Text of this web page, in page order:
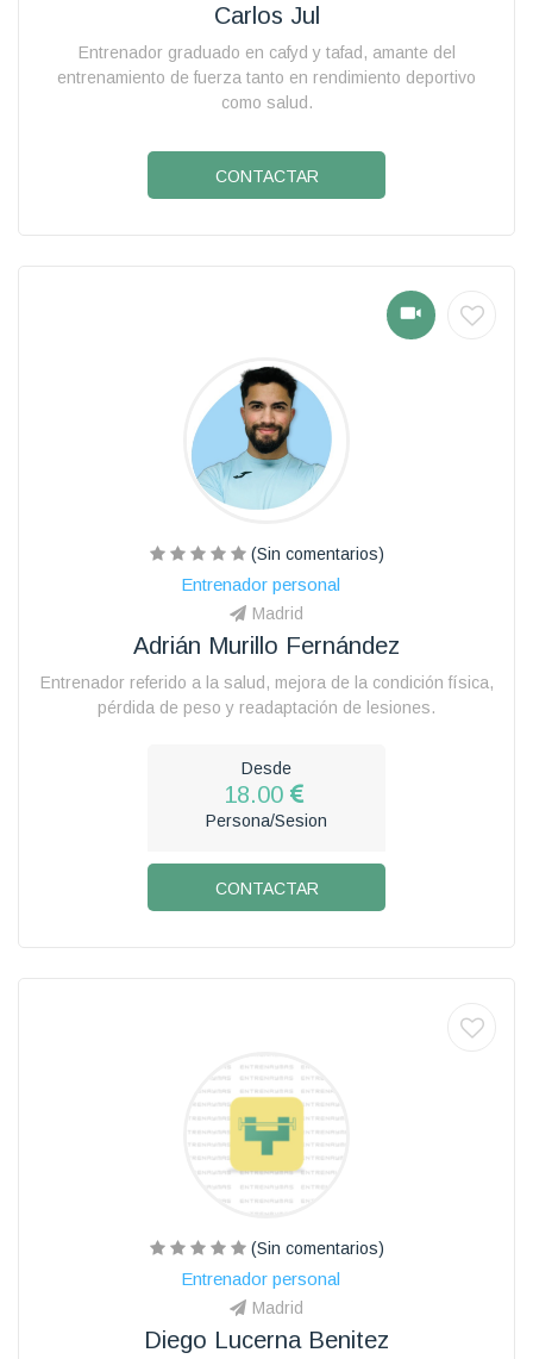
Carlos Jul
Entrenador graduado en cafyd y tafad, amante del
entrenamiento de fuerza tanto en rendimiento deportivo
como salud.
CONTACTAR
(Sin comentarios)
Entrenador personal
Madrid
Adrián Murillo Fernández
Entrenador referido a la salud, mejora de la condición física,
pérdida de peso y readaptación de lesiones.
Desde
18.00
Persona/Sesion
CONTACTAR
(Sin comentarios)
Entrenador personal
Madrid
Diego Lucerna Benitez